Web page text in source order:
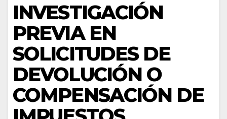
INVESTIGACIÓN
PREVIA EN
SOLICITUDES DE
DEVOLUCIÓN O
COMPENSACIÓN DE